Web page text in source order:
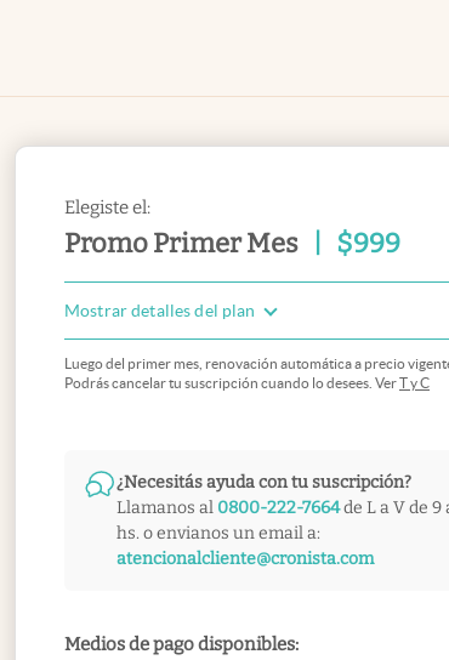
Elegiste el:
Promo Primer Mes $999
Mostrar detalles del plan
Luego del primer mes, renovación automática a precio
Podrás cancelar tu suscripción cuando lo desees. VerT y C
¿Necesitás ayuda con tu suscripción?
Llamanos al 0800-222-7664de L a V de 9
hs. o envianos un email a:
atencionalcliente@cronista.com
Medios de pago disponibles: